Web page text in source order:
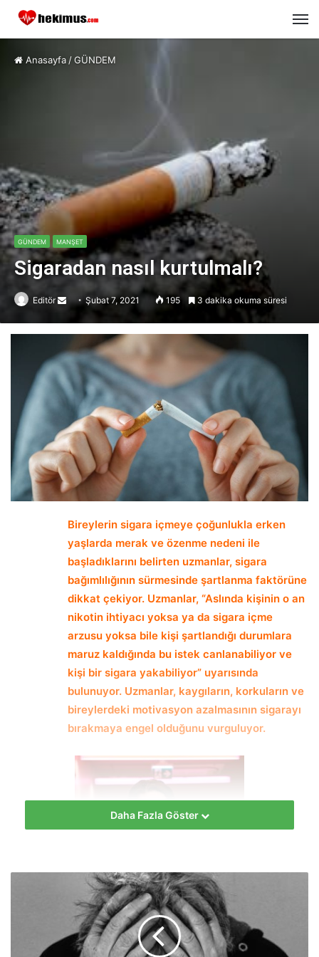
Anasayfa /GÜNDEM
GÜNDEM MANŞET
Sigaradan nasıl kurtulmalı?
Editör
Send
email
Şubat 7, 2021 195 3 dakika okuma süresi
Bireylerin sigara içmeye çoğunlukla erken
yaşlarda merak ve özenme nedeni ile
başladıklarını belirten uzmanlar, sigara
bağımlılığının sürmesinde şartlanma faktörüne
dikkat çekiyor. Uzmanlar, “Aslında kişinin o an
nikotin ihtiyacı yoksa ya da sigara içme
arzusu yoksa bile kişi şartlandığı durumlara
maruz kaldığında bu istek canlanabiliyor ve
kişi bir sigara yakabiliyor” uyarısında
bulunuyor. Uzmanlar, kaygıların, korkuların ve
bireylerdeki motivasyon azalmasının sigarayı
bırakmaya engel olduğunu vurguluyor.
Daha Fazla Göster